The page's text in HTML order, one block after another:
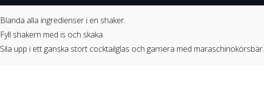
Blanda alla ingredienser i en shaker.
Fyll shakern med is och skaka.
Sila upp i ett ganska stort cocktailglas och garnera med maraschinokörsbär.